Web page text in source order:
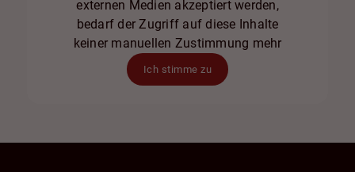
externen Medien akzeptiert werden,
bedarf der Zugriff auf diese Inhalte
keiner manuellen Zustimmung mehr
Ich stimme zu